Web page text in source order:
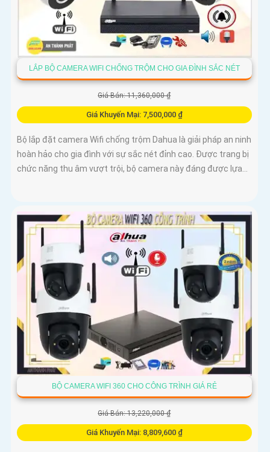
LẮP BỘ CAMERA WIFI CHỐNG TRỘM CHO GIA ĐÌNH SẮC NÉT
Giá Bán: 11,360,000 ₫
Giá Khuyến Mại: 7,500,000 ₫
Bộ lắp đặt camera Wifi chống trộm Dahua là giải pháp an ninh
hoàn hảo cho gia đình với sự sắc nét đỉnh cao. Được trang bị
chức năng thu âm vượt trội, bộ camera này đáng được lựa...
BỘ CAMERA WIFI 360 CHO CÔNG TRÌNH GIÁ RẺ
Giá Bán: 13,220,000 ₫
Giá Khuyến Mại: 8,809,600 ₫